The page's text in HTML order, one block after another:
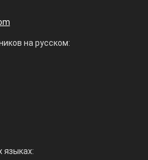
на русском:
языках: